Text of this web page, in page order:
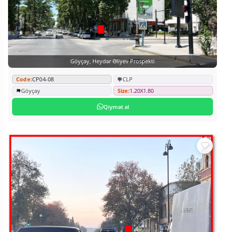
Göyçay, Heydər Əliyev Prospekti
Code:CP04-08
CLP
Göyçay
Size:1.20X1.80
Qiymət al